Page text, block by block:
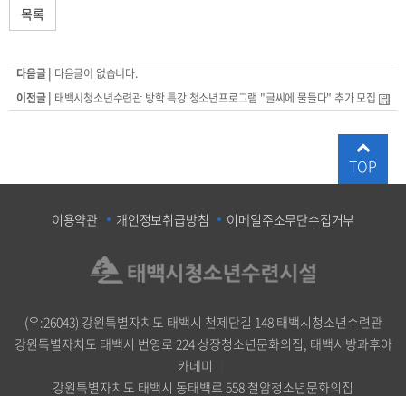
목록
다음글 | 다음글이 없습니다.
이전글 | 태백시청소년수련관 방학 특강 청소년프로그램 "글씨에 물들다" 추가 모집
이용약관 개인정보취급방침 이메일주소무단수집거부
(우:26043) 강원특별자치도 태백시 천제단길 148 태백시청소년수련관
강원특별자치도 태백시 번영로 224 상장청소년문화의집, 태백시방과후아
카데미
강원특별자치도 태백시 동태백로 558 철암청소년문화의집
TOP